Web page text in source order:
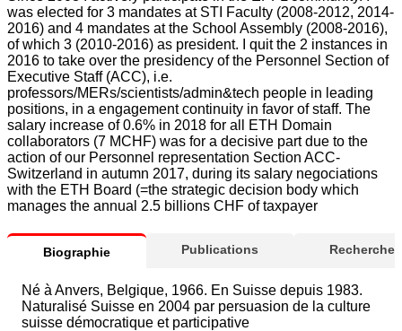
was elected for 3 mandates at STI Faculty (2008-2012, 2014-
2016) and 4 mandates at the School Assembly (2008-2016),
of which 3 (2010-2016) as president. I quit the 2 instances in
2016 to take over the presidency of the Personnel Section of
Executive Staff (ACC), i.e.
professors/MERs/scientists/admin&tech people in leading
positions, in a engagement continuity in favor of staff. The
salary increase of 0.6% in 2018 for all ETH Domain
collaborators (7 MCHF) was for a decisive part due to the
action of our Personnel representation Section ACC-
Switzerland in autumn 2017, during its salary negociations
with the ETH Board (=the strategic decision body which
manages the annual 2.5 billions CHF of taxpayer
Biographie Publications Recherche
Né à Anvers, Belgique, 1966. En Suisse depuis 1983.
Naturalisé Suisse en 2004 par persuasion de la culture
suisse démocratique et participative